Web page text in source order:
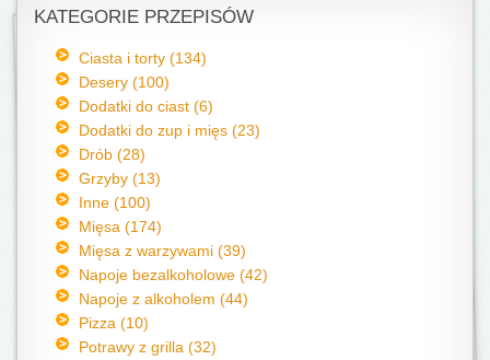
KATEGORIE PRZEPISÓW
Ciasta i torty (134)
Desery (100)
Dodatki do ciast (6)
Dodatki do zup i mięs (23)
Drób (28)
Grzyby (13)
Inne (100)
Mięsa (174)
Mięsa z warzywami (39)
Napoje bezalkoholowe (42)
Napoje z alkoholem (44)
Pizza (10)
Potrawy z grilla (32)